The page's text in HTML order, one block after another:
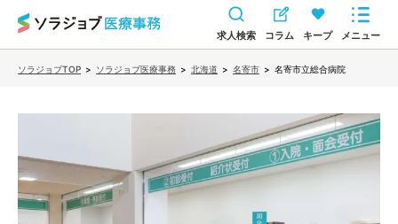
求人検索 コラム キープ メニュー
ソラジョブTOP > ソラジョブ医療事務 > 北海道 > 名寄市 > 名寄市立総合病院